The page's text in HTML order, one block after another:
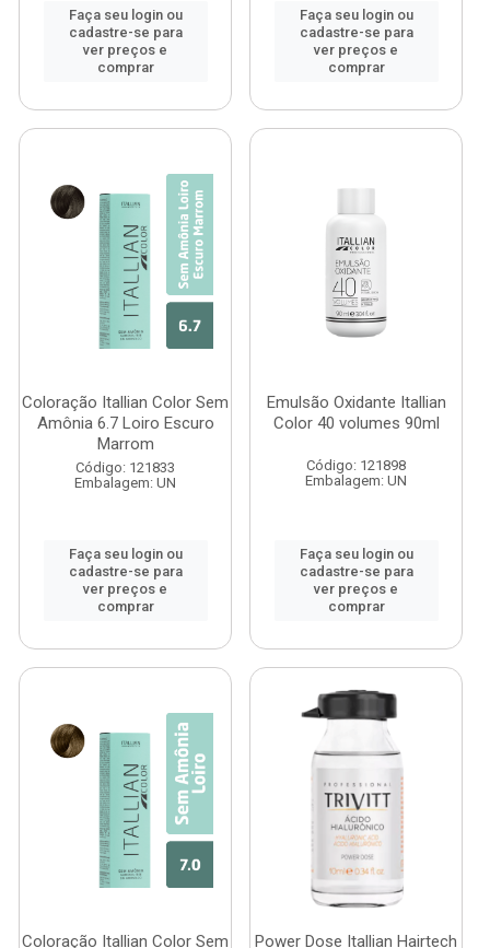
Faça seu login ou
cadastre-se para
ver preços e
comprar
Faça seu login ou
cadastre-se para
ver preços e
comprar
Coloração Itallian Color Sem
Amônia 6.7 Loiro Escuro
Marrom
Código: 121833
Embalagem: UN
Faça seu login ou
cadastre-se para
ver preços e
comprar
Emulsão Oxidante Itallian
Color 40 volumes 90ml
Código: 121898
Embalagem: UN
Faça seu login ou
cadastre-se para
ver preços e
comprar
Coloração Itallian Color Sem
Power Dose Itallian Hairtech